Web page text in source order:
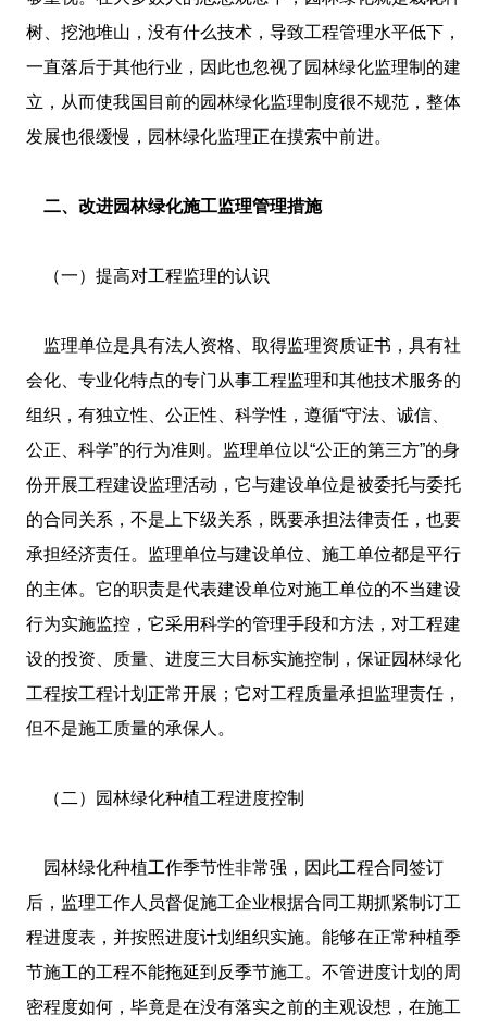
树、挖池堆山，没有什么技术，导致工程管理水平低下，
一直落后于其他行业，因此也忽视了园林绿化监理制的建
立，从而使我国目前的园林绿化监理制度很不规范，整体
发展也很缓慢，园林绿化监理正在摸索中前进。
二、改进园林绿化施工监理管理措施
（一）提高对工程监理的认识
监理单位是具有法人资格、取得监理资质证书，具有社
会化、专业化特点的专门从事工程监理和其他技术服务的
组织，有独立性、公正性、科学性，遵循“守法、诚信、
公正、科学”的行为准则。监理单位以“公正的第三方”的身
份开展工程建设监理活动，它与建设单位是被委托与委托
的合同关系，不是上下级关系，既要承担法律责任，也要
承担经济责任。监理单位与建设单位、施工单位都是平行
的主体。它的职责是代表建设单位对施工单位的不当建设
行为实施监控，它采用科学的管理手段和方法，对工程建
设的投资、质量、进度三大目标实施控制，保证园林绿化
工程按工程计划正常开展；它对工程质量承担监理责任，
但不是施工质量的承保人。
（二）园林绿化种植工程进度控制
园林绿化种植工作季节性非常强，因此工程合同签订
后，监理工作人员督促施工企业根据合同工期抓紧制订工
程进度表，并按照进度计划组织实施。能够在正常种植季
节施工的工程不能拖延到反季节施工。不管进度计划的周
密程度如何，毕竟是在没有落实之前的主观设想，在施工